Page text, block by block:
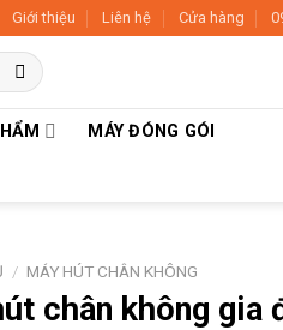
Giới thiệu Liên hệ Cửa hàng
MÁY ĐÓNG GÓI
/ MÁY HÚT CHÂN KHÔNG
chân không gia